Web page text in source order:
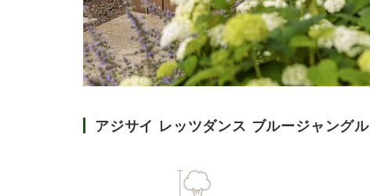
アジサイ レッツダンス ブルージャングル